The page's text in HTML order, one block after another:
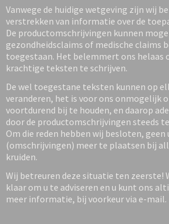
Vanwege de huidige wetgeving zijn wij
verstrekken van informatie over de
De productomschrijvingen kunnen
gezondheidsclaims of medische claims
toegestaan. Het belemmert ons helaas
krachtige teksten te schrijven.
De wel toegestane teksten kunnen op
veranderen, het is voor ons onmogelijk
voortdurend bij te houden, en daarop
door de productomschrijvingen steeds
Om die reden hebben wij besloten,
(omschrijvingen) meer te plaatsen bij
kruiden.
Wij betreuren deze situatie ten zeerste!
klaar om u te adviseren en u kunt ons
meer informatie, bij voorkeur via e-mail.